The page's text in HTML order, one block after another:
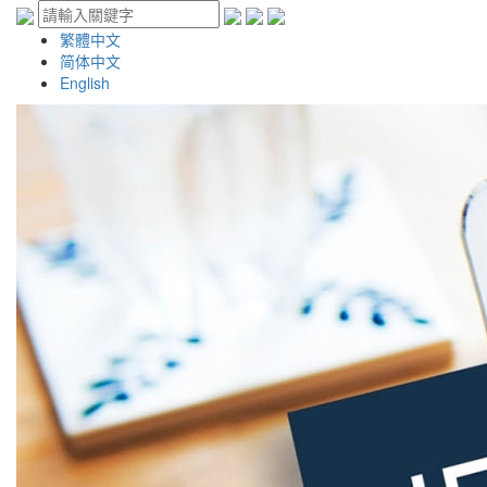
繁體中文
简体中文
English